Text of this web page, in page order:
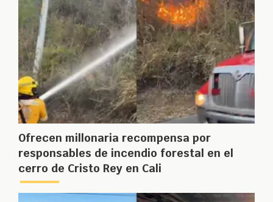
Ofrecen millonaria recompensa por
responsables de incendio forestal en el
cerro de Cristo Rey en Cali